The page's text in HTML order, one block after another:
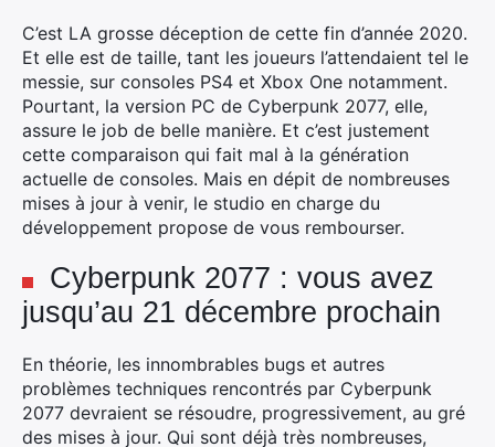
C’est LA grosse déception de cette fin d’année 2020.
Et elle est de taille, tant les joueurs l’attendaient tel le
messie, sur consoles PS4 et Xbox One notamment.
Pourtant, la version PC de Cyberpunk 2077, elle,
assure le job de belle manière. Et c’est justement
cette comparaison qui fait mal à la génération
actuelle de consoles. Mais en dépit de nombreuses
mises à jour à venir, le studio en charge du
développement propose de vous rembourser.
Cyberpunk 2077 : vous avez
jusqu’au 21 décembre prochain
En théorie, les innombrables bugs et autres
problèmes techniques rencontrés par Cyberpunk
2077 devraient se résoudre, progressivement, au gré
des mises à jour. Qui sont déjà très nombreuses,